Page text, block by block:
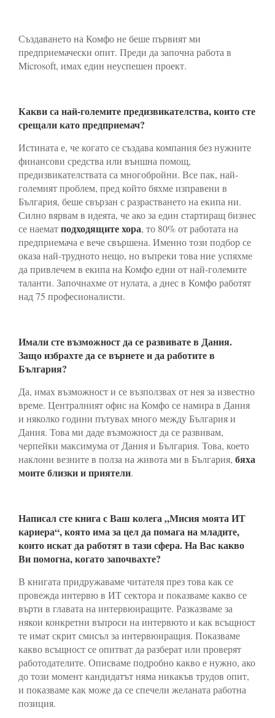
Създаването на Комфо не беше първият ми
предприемачески опит. Преди да започна работа в
Microsoft, имах един неуспешен проект.
Какви са най-големите предизвикателства, които сте
срещали като предприемач?
Истината е, че когато се създава компания без нужните
финансови средства или външна помощ,
предизвикателствата са многобройни. Все пак, най-
големият проблем, пред който бяхме изправени в
България, беше свързан с разрастването на екипа ни.
Силно вярвам в идеята, че ако за един стартиращ бизнес
се наематподходящите хора, то 80% от работата на
предприемача е вече свършена. Именно този подбор се
оказа най-трудното нещо, но въпреки това ние успяхме
да привлечем в екипа на Комфо едни от най-големите
таланти. Започнахме от нулата, а днес в Комфо работят
над 75 професионалисти.
Имали сте възможност да се развивате в Дания.
Защо избрахте да се върнете и да работите в
България?
Да, имах възможност и се възползвах от нея за известно
време. Централният офис на Комфо се намира в Дания
и няколко години пътувах много между България и
Дания. Това ми даде възможност да се развивам,
черпейки максимума от Дания и България. Това, което
наклони везните в полза на живота ми в България, бяха
моите близки и приятели.
Написал сте книга с Ваш колега „Мисия моята ИТ
кариера“, която има за цел да помага на младите,
които искат да работят в тази сфера. На Вас какво
Ви помогна, когато започвахте?
В книгата придружаваме читателя през товa как се
провежда интервю в ИТ сектора и показваме какво се
върти в главата на интервюиращите. Разказваме за
някои конкретни въпроси на интервюто и как всъщност
те имат скрит смисъл за интервюиращия. Показваме
какво всъщност се опитват да разберат или проверят
работодателите. Описваме подробно какво е нужно, ако
до този момент кандидатът няма никакъв трудов опит,
и показваме как може да се спечели желаната работна
позиция.